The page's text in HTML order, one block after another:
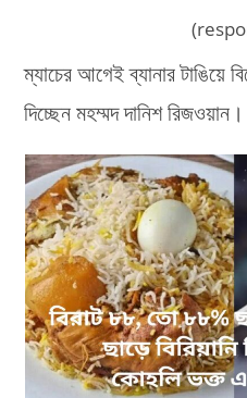
ম্যাচের আগেই ব্যানার টাঙিয়ে
দিচ্ছেন মহম্মদ দানিশ রিজওয়ান।